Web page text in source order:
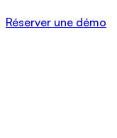
Réserver une démo